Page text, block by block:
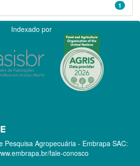
1
Indexado por
Pesquisa Agropecuária - Embrapa SAC:
fale-conosco